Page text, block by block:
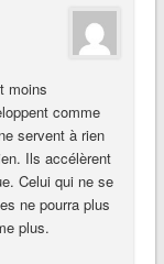
moins
comme
servent à rien
Ils accélèrent
Celui qui ne se
ne pourra plus
plus.